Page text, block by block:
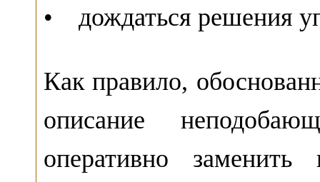
• дождаться решения
Как правило,
описание
оперативно